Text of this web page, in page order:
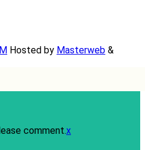
Hosted by Masterweb &
comment.x